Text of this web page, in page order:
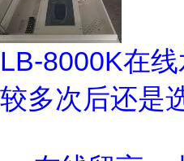
LB-8000K在
较多次后还是